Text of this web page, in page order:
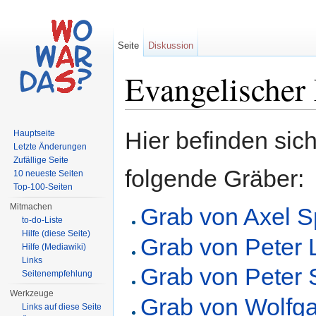
Hier befinden
folgende Gräber:
Grab von Axel
Grab von Peter
Grab von Peter
Grab von
Seite Diskussion
Hauptseite
Letzte Änderungen
Zufällige Seite
10 neueste Seiten
Top-100-Seiten
Mitmachen
to-do-Liste
Hilfe (diese Seite)
Hilfe (Mediawiki)
Links
Seitenempfehlung
Werkzeuge
Links auf diese Seite